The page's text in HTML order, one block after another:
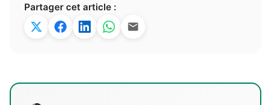
Partager cet article :